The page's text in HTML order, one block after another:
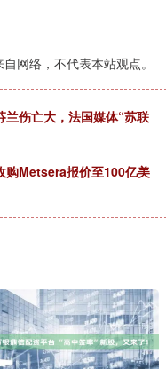
网络，不代表本站观点。
伤亡大，法国媒体“苏联
购Metsera报价至100亿美